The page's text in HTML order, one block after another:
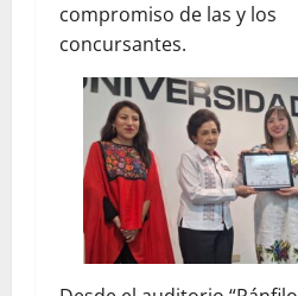
compromiso de las y los
concursantes.